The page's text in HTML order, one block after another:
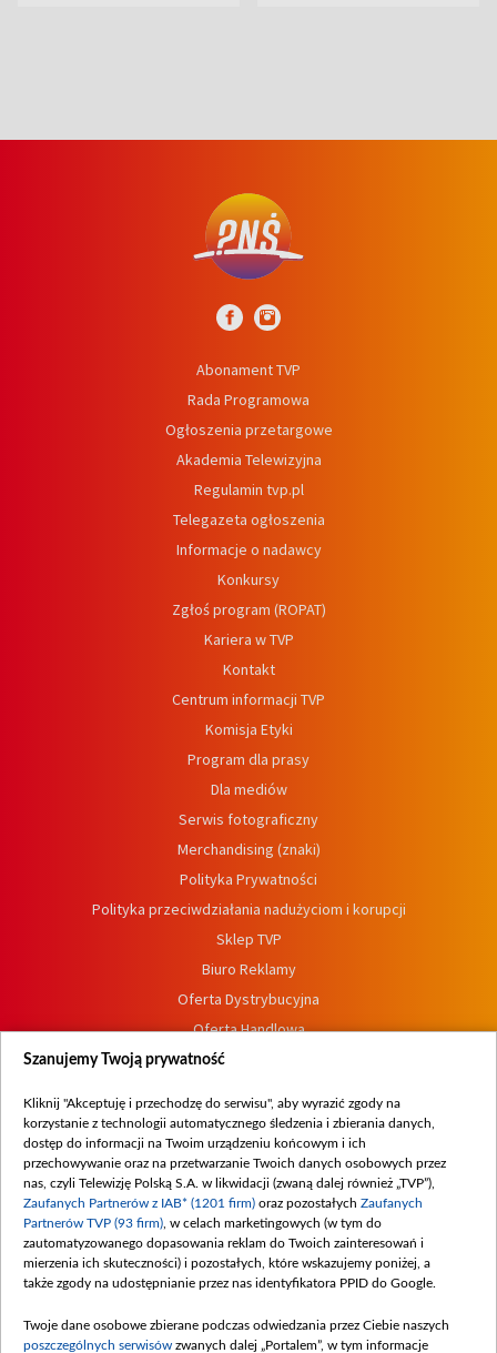
Abonament TVP
Rada Programowa
Ogłoszenia przetargowe
Akademia Telewizyjna
Regulamin tvp.pl
Telegazeta ogłoszenia
Informacje o nadawcy
Konkursy
Zgłoś program (ROPAT)
Kariera w TVP
Kontakt
Centrum informacji TVP
Komisja Etyki
Program dla prasy
Dla mediów
Serwis fotograficzny
Merchandising (znaki)
Polityka Prywatności
Polityka przeciwdziałania nadużyciom i korupcji
Sklep TVP
Biuro Reklamy
Oferta Dystrybucyjna
Oferta Handlowa
Dostępność
Procedura zgłoszeń wewnętrznych
Szanujemy Twoją prywatność
Kliknij "Akceptuję i przechodzę do serwisu", aby wyrazić zgody na
korzystanie z technologii automatycznego śledzenia i zbierania danych,
dostęp do informacji na Twoim urządzeniu końcowym i ich
przechowywanie oraz na przetwarzanie Twoich danych osobowych przez
nas, czyli Telewizję Polską S.A. w likwidacji (zwaną dalej również „TVP”),
Zaufanych Partnerów z IAB* (1201 firm) oraz pozostałych Zaufanych
Partnerów TVP (93 firm) , w celach marketingowych (w tym do
zautomatyzowanego dopasowania reklam do Twoich zainteresowań i
mierzenia ich skuteczności) i pozostałych, które wskazujemy poniżej, a
także zgody na udostępnianie przez nas identyfikatora PPID do Google.
Twoje dane osobowe zbierane podczas odwiedzania przez Ciebie naszych
poszczególnych serwisów zwanych dalej „Portalem”, w tym informacje